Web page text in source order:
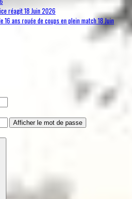
réagit18 Juin 2026
16 ans rouée de coups en plein match18 Juin
Afficher le mot de passe